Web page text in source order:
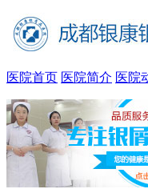
医院首页 医院简介 医院